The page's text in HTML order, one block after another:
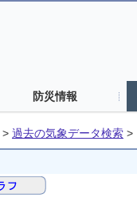
防災情報
> 過去の気象データ検索 >